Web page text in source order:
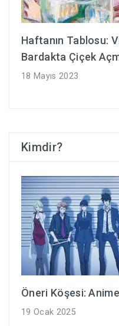
Haftanın Tablosu:
Bardakta Çiçek
18 Mayıs 2023
Kimdir?
Öneri Köşesi: Anime
19 Ocak 2025